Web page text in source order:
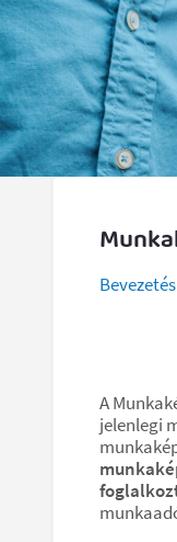
Bevezetés
A
jelenlegi